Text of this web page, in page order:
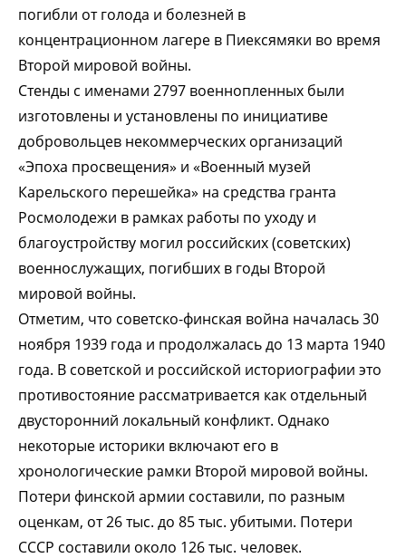
погибли от голода и болезней в
концентрационном лагере в Пиексямяки во время
Второй мировой войны.
Стенды с именами 2797 военнопленных были
изготовлены и установлены по инициативе
добровольцев некоммерческих организаций
«Эпоха просвещения» и «Военный музей
Карельского перешейка» на средства гранта
Росмолодежи в рамках работы по уходу и
благоустройству могил российских (советских)
военнослужащих, погибших в годы Второй
мировой войны.
Отметим, что советско-финская война началась 30
ноября 1939 года и продолжалась до 13 марта 1940
года. В советской и российской историографии это
противостояние рассматривается как отдельный
двусторонний локальный конфликт. Однако
некоторые историки включают его в
хронологические рамки Второй мировой войны.
Потери финской армии составили, по разным
оценкам, от 26 тыс. до 85 тыс. убитыми. Потери
СССР составили около 126 тыс. человек.